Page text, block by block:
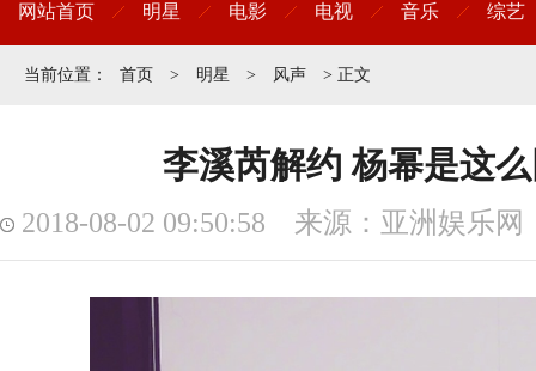
网站首页 明星 电影 电视 音乐 综艺
当前位置： 首页 > 明星 > 风声 > 正文
李溪芮解约 杨幂是这
2018-08-02 09:50:58 来源：亚洲娱乐网